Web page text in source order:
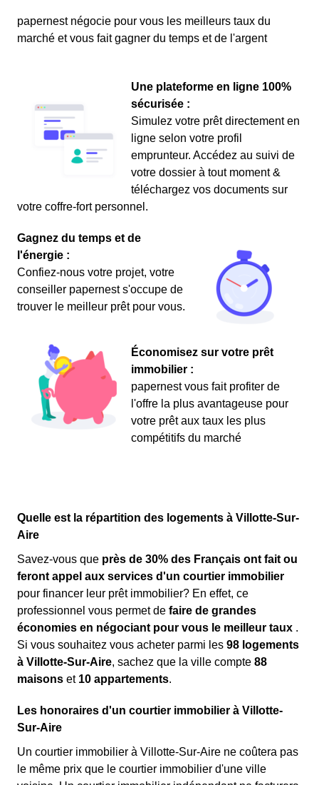
papernest négocie pour vous les meilleurs taux du
marché et vous fait gagner du temps et de l'argent
Une plateforme en ligne 100%
sécurisée :
Simulez votre prêt directement en
ligne selon votre profil
emprunteur. Accédez au suivi de
votre dossier à tout moment &
téléchargez vos documents sur
votre coffre-fort personnel.
Gagnez du temps et de
l'énergie :
Confiez-nous votre projet, votre
conseiller papernest s'occupe de
trouver le meilleur prêt pour vous.
Économisez sur votre prêt
immobilier :
papernest vous fait profiter de
l'offre la plus avantageuse pour
votre prêt aux taux les plus
compétitifs du marché
Quelle est la répartition des logements à Villotte-Sur-
Aire
Savez-vous que près de 30% des Français ont fait ou
feront appel aux services d'un courtier immobilier
pour financer leur prêt immobilier? En effet, ce
professionnel vous permet de faire de grandes
économies en négociant pour vous le meilleur taux .
Si vous souhaitez vous acheter parmi les 98 logements
à Villotte-Sur-Aire, sachez que la ville compte 88
maisons et 10 appartements.
Les honoraires d'un courtier immobilier à Villotte-
Sur-Aire
Un courtier immobilier à Villotte-Sur-Aire ne coûtera pas
le même prix que le courtier immobilier d'une ville